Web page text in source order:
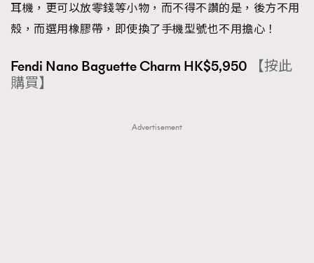
耳機，更可以放零錢等小物，而不得不讚的是，後方不用
殼，而選用橡膠帶，即使換了手機型號也不用擔心！
Fendi Nano Baguette Charm HK$5,950
【按此
購買】
Advertisement